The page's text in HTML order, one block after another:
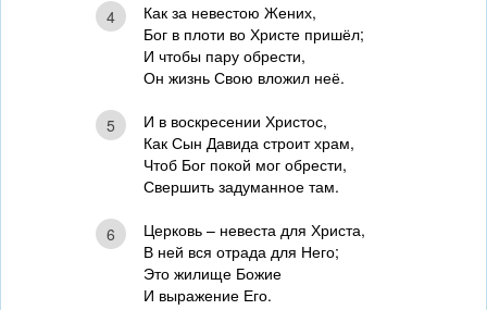
4
Как за невестою Жених,
Бог в плоти во Христе пришёл;
И чтобы пару обрести,
Он жизнь Свою вложил неё.
5
И в воскресении Христос,
Как Сын Давида строит храм,
Чтоб Бог покой мог обрести,
Свершить задуманное там.
6
Церковь – невеста для Христа,
В ней вся отрада для Него;
Это жилище Божие
И выражение Его.